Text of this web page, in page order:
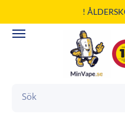
till
innehåll
!